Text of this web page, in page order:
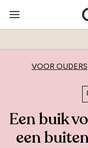
VOOR OUDERS
Een buik
een